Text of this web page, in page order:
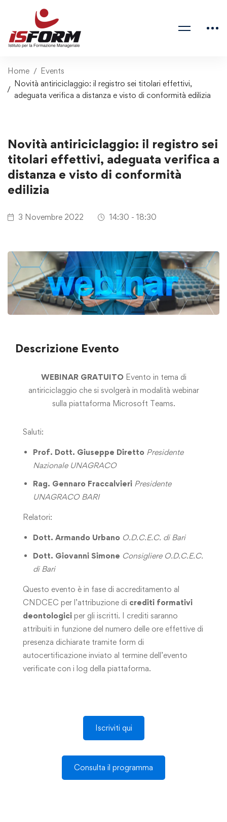
Home
Events
Novità antiriciclaggio: il registro sei titolari effettivi,
adeguata verifica a distanza e visto di conformità edilizia
Novità antiriciclaggio: il registro sei
titolari effettivi, adeguata verifica a
distanza e visto di conformità
edilizia
3 Novembre 2022 14:30 - 18:30
Descrizione Evento
WEBINAR GRATUITOEvento in tema di
antiriciclaggio che si svolgerà in modalità webinar
sulla piattaforma Microsoft Teams.
Saluti:
Prof. Dott. Giuseppe Diretto Presidente
Nazionale UNAGRACO
Rag. Gennaro Fraccalvieri Presidente
UNAGRACO BARI
Relatori:
Dott. Armando Urbano O.D.C.E.C. di Bari
Dott. Giovanni Simone Consigliere O.D.C.E.C.
di Bari
Questo evento è in fase di accreditamento al
CNDCEC per l’attribuzione di crediti formativi
deontologici per gli iscritti. I crediti saranno
attribuiti in funzione del numero delle ore effettive di
presenza dichiarate tramite form di
autocertificazione inviato al termine dell’evento
verificate con i log della piattaforma.
Iscriviti qui
Consulta il programma